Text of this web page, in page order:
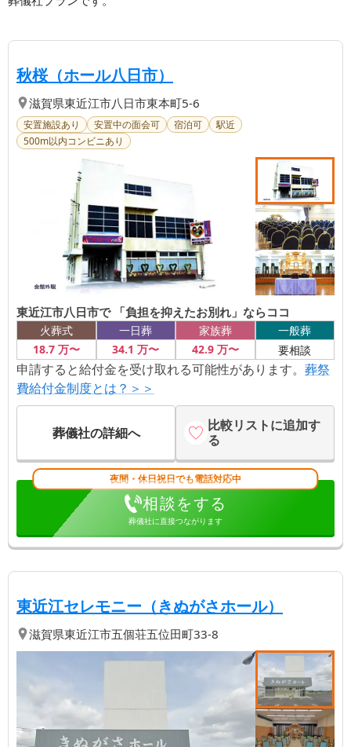
【第1 位】
秋桜（ホール八日市）
滋賀県東近江市八日市東本町5-6
安置施設あり 安置中の面会可 宿泊可
駅近
500m以内コンビニあり
東近江市八日市で 「負担を抑えたお別れ」ならココ
火葬式
18.7万〜
一日葬
34.1 万〜
家族葬
42.9万〜
一般葬
要相談
申請すると給付金を受け取れる可能性があります。 葬祭
費給付金制度とは？＞＞
葬儀社の詳細へ
比較リストに追加す
る
夜間・休日祝日でも電話対応中
相談をする
葬儀社に直接つながります
【第2位】
東近江セレモニー（きぬがさホール）
滋賀県東近江市五個荘五位田町33-8